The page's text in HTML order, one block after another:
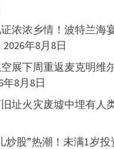
浓浓乡情！波特兰海
2026年8月8日
展下周重返麦克明维
年8月8日
址火灾废墟中埋有人
炒股”热潮！未满1岁